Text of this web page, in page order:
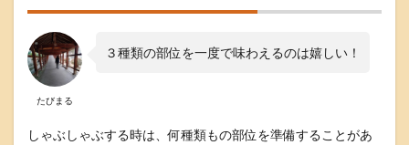
鍋
セ
ッ
ト
の
ビ
たびまる
３種類の部位を一度で味わえるのは嬉しい！
しゃぶしゃぶする時は、何種類もの部位を準備することがあ